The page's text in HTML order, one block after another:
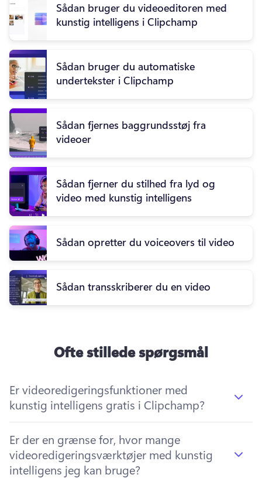
Sådan bruger du videoeditoren med
kunstig intelligens i Clipchamp
Sådan bruger du automatiske
undertekster i Clipchamp
Sådan fjernes baggrundsstøj fra
videoer
Sådan fjerner du stilhed fra lyd og
video med kunstig intelligens
Sådan opretter du voiceovers til video
Sådan transskriberer du en video
Ofte stillede spørgsmål
Er videoredigeringsfunktioner med
kunstig intelligens gratis i Clipchamp?
Er der en grænse for, hvor mange
videoredigeringsværktøjer med kunstig
intelligens jeg kan bruge?